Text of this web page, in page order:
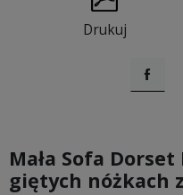
Drukuj
Mała Sofa Dorset
giętych nóżkach